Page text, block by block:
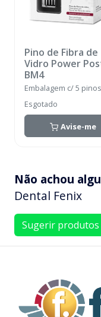
Pino de Fibra de
Vidro Power
BM4
Embalagem c/ 5
Esgotado
Avise-me
Não achou
Dental Fenix
Sugerir produtos